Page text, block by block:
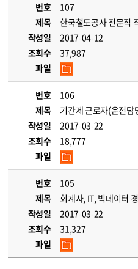
번호
107
제목
한국철도공사 전문직
작성일
2017-04-12
조회수
37,987
파일
번호
106
제목
기간제 근로자(운전담
작성일
2017-03-22
조회수
18,777
파일
번호
105
제목
회계사, IT, 빅데이터
작성일
2017-03-22
조회수
31,327
파일